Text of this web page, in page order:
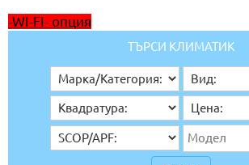
-WI-FI- опция
ТЪРСИ КЛИМАТИК